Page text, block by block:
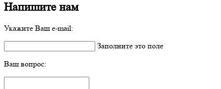
Напишите нам
Укажите Ваш e-mail:
Заполните это поле
Ваш вопрос: